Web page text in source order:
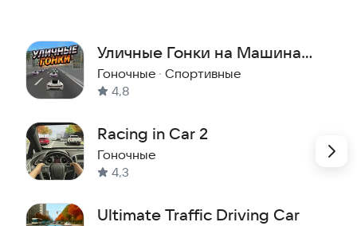
темп и высокая динамика.
к интернету.
Уличные Гонки на Машинах
3D
Гоночные · Спортивные
4,8
Racing in Car 2
Гоночные
4,3
Ultimate Traffic Driving Car